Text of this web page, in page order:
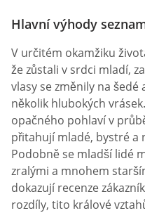
Hlavní výhody
V určitém okamžiku
že zůstali v srdci mladí,
vlasy se změnily na
několik hlubokých
opačného pohlaví v
přitahují mladé, bystré a
Podobně se mladší lidé
zralými a mnohem
dokazují recenze
rozdíly, tito králové